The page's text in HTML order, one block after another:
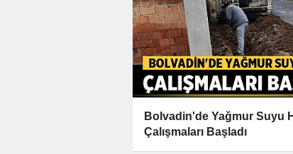
Bolvadin'de Yağmur Suyu
Çalışmaları Başladı